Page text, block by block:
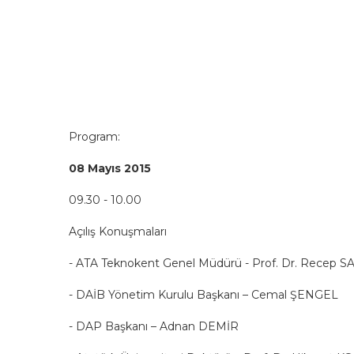
Program:
08 Mayıs 2015
09.30 - 10.00
Açılış Konuşmaları
- ATA Teknokent Genel Müdürü - Prof. Dr. Recep
- DAİB Yönetim Kurulu Başkanı – Cemal ŞENGEL
- DAP Başkanı – Adnan DEMİR